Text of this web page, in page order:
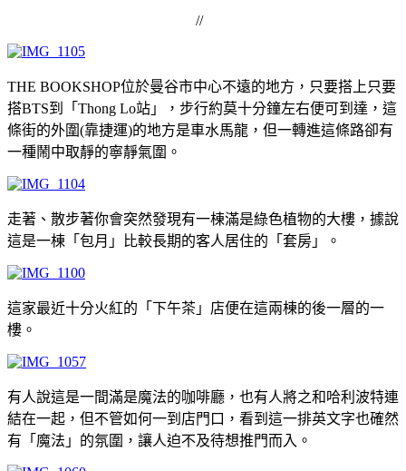
//
THE BOOKSHOP位於曼谷市中心不遠的地方，只要搭上只要
搭BTS到「Thong Lo站」，步行約莫十分鐘左右便可到達，這
條街的外圍(靠捷運)的地方是車水馬龍，但一轉進這條路卻有
一種鬧中取靜的寧靜氣圍。
走著、散步著你會突然發現有一棟滿是綠色植物的大樓，據說
這是一棟「包月」比較長期的客人居住的「套房」。
這家最近十分火紅的「下午茶」店便在這兩棟的後一層的一
樓。
有人說這是一間滿是魔法的咖啡廳，也有人將之和哈利波特連
結在一起，但不管如何一到店門口，看到這一排英文字也確然
有「魔法」的氛圍，讓人迫不及待想推門而入。